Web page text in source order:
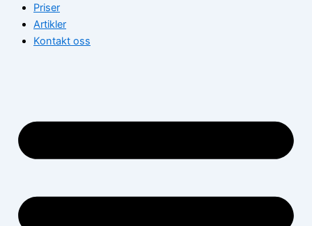
Priser
Artikler
Kontakt oss